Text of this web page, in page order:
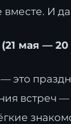
вместе. И
мая —
это
встреч